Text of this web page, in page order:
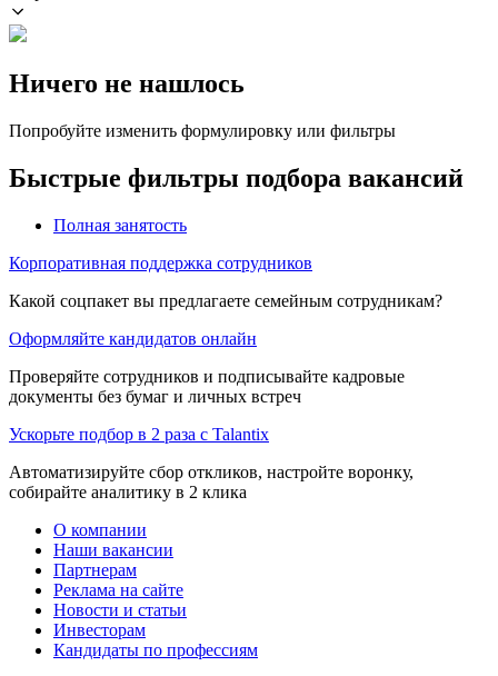
Ничего не нашлось
Попробуйте изменить формулировку или фильтры
Быстрые фильтры подбора вакансий
Полная занятость
Корпоративная поддержка сотрудников
Какой соцпакет вы предлагаете семейным сотрудникам?
Оформляйте кандидатов онлайн
Проверяйте сотрудников и подписывайте кадровые
документы без бумаг и личных встреч
Ускорьте подбор в 2 раза с Talantix
Автоматизируйте сбор откликов, настройте воронку,
собирайте аналитику в 2 клика
О компании
Наши вакансии
Партнерам
Реклама на сайте
Новости и статьи
Инвесторам
Кандидаты по профессиям